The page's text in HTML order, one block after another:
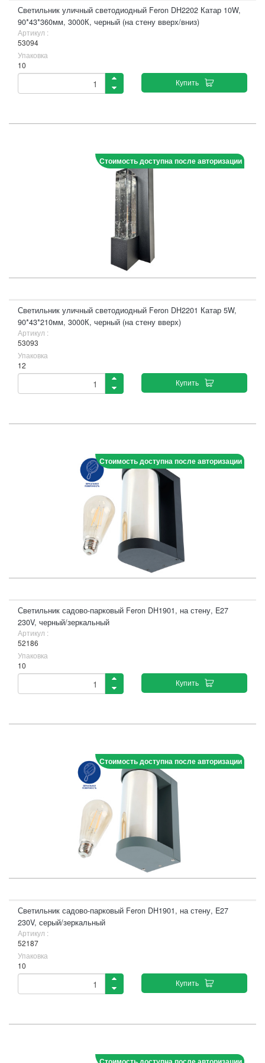
Светильник уличный светодиодный Feron DH2202 Катар 10W,
90*43*360мм, 3000К, черный (на стену вверх/вниз)
Артикул :
53094
Упаковка
10
Купить
Стоимость доступна после авторизации
Светильник уличный светодиодный Feron DH2201 Катар 5W,
90*43*210мм, 3000К, черный (на стену вверх)
Артикул :
53093
Упаковка
12
Купить
Стоимость доступна после авторизации
Светильник садово-парковый Feron DH1901, на стену, E27
230V, черный/зеркальный
Артикул :
52186
Упаковка
10
Купить
Стоимость доступна после авторизации
Светильник садово-парковый Feron DH1901, на стену, E27
230V, серый/зеркальный
Артикул :
52187
Упаковка
10
Купить